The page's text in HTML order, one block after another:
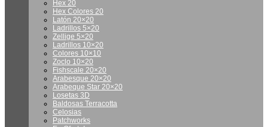
Hex 20
Hex Colores 20
Latón 20×20
Ladrillos 5×20
Zellige 5×20
Ladrillos 10×20
Colores 10×10
Zoclo 10×20
Fishscale 20×20
Arabesque 20×20
Arabeque Star 20×20
Losetas 3D
Baldosas Terracotta
Celosias
Patchworks